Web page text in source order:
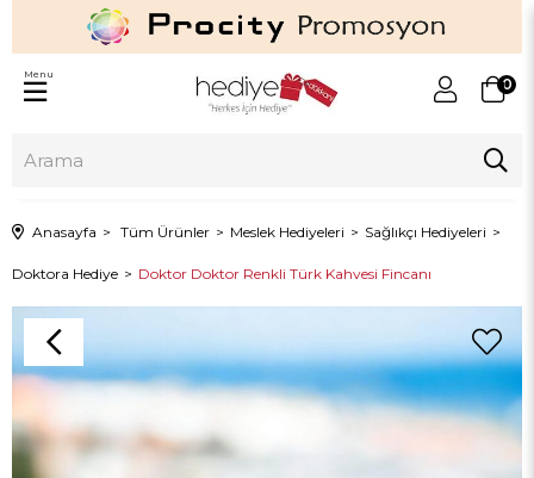
0
Menu
Anasayfa Tüm Ürünler Meslek Hediyeleri Sağlıkçı Hediyeleri
Doktora Hediye Doktor Doktor Renkli Türk Kahvesi Fincanı